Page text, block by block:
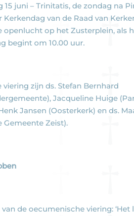
15 juni – Trinitatis, de zondag na
Kerkendag van de Raad van
openlucht op het Zusterplein, als
begint om 10.00 uur.
zijn ds. Stefan Bernhard
Jacqueline Huige
Jansen (Oosterkerk) en ds.
Gemeente Zeist).
de oecumenische viering: ‘Het